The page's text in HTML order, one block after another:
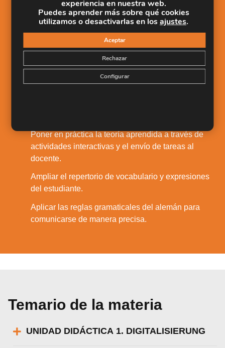
Salidas Profesionales
correspondientes a un nivel intermedio de
competencia en el idioma.
2.
Manifestar intereses, opiniones, preferencias e
intenciones tanto de forma oral como escrita.
Poner en práctica la teoría aprendida a través de
actividades interactivas y el envío de tareas al
docente.
Ampliar el repertorio de vocabulario y expresiones
del estudiante.
Aplicar las reglas gramaticales del alemán para
comunicarse de manera precisa.
Temario de la materia
UNIDAD DIDÁCTICA 1. DIGITALISIERUNG
experiencia en nuestra web.
Puedes aprender más sobre qué cookies
utilizamos o desactivarlas en losajustes.
Aceptar
Rechazar
Configurar